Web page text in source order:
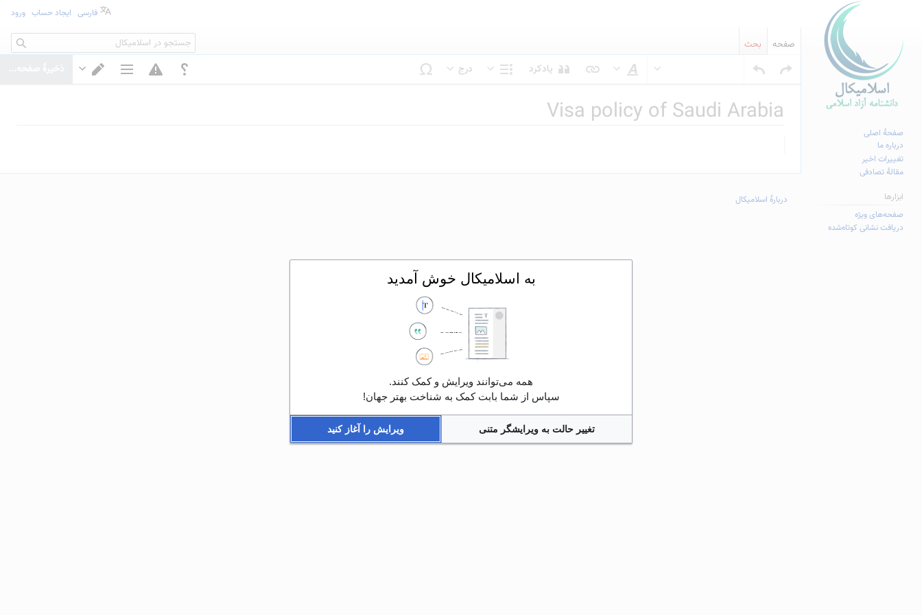
یادکرد
درج
Visa policy of Saudi Arabia
ناوبری
جستجو
فارسی ایجاد حساب ورود
صفحه بحث جستجو
صفحهٔ اصلی
درباره ما
تغییرات اخیر
مقالهٔ تصادفی
ابزارها
صفحه‌های ویژه
دریافت نشانی کوتاه‌شده
دربارهٔ اسلامیکال
به اسلامیکال خوش آمدید
همه می‌توانند ویرایش و کمک کنند.
سپاس از شما بابت کمک به شناخت بهتر جهان!
تغییر حالت به ویرایشگر متنی ویرایش را آغاز کنید